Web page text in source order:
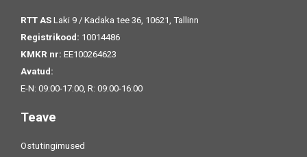
RTT AS Laki 9 / Kadaka tee 36, 10621, Tallinn
Registrikood: 10014486
KMKR nr: EE100264623
Avatud:
E-N: 09:00-17:00, R: 09:00-16:00
Teave
Ostutingimused